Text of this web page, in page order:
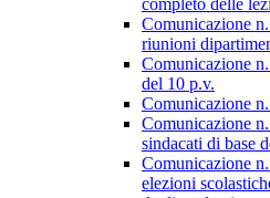
completo delle
Comunicazione
riunioni
Comunicazione
del 10 p.v.
Comunicazione
Comunicazione
sindacati di base
Comunicazione
elezioni